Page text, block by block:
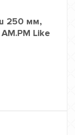
250 мм,
Like